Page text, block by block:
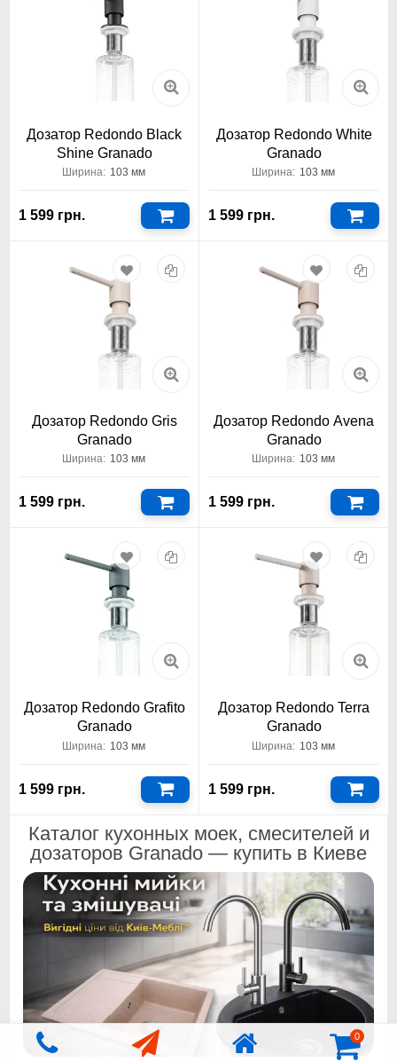
Дозатор Redondo Black
Shine Granado
Ширина: 103 мм
1 599 грн.
Дозатор Redondo White
Granado
Ширина: 103 мм
1 599 грн.
Дозатор Redondo Gris
Granado
Ширина: 103 мм
1 599 грн.
Дозатор Redondo Avena
Granado
Ширина: 103 мм
1 599 грн.
Дозатор Redondo Grafito
Granado
Ширина: 103 мм
1 599 грн.
Дозатор Redondo Terra
Granado
Ширина: 103 мм
1 599 грн.
Каталог кухонных моек, смесителей и
дозаторов Granado — купить в Киеве
0